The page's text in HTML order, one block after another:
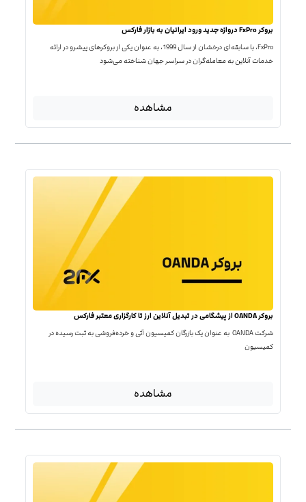
بروکر FxPro دروازه جدید ورود ایرانیان به بازار فارکس
FxPro، با سابقه‌ای درخشان از سال 1999، به عنوان یکی از بروکرهای پیشرو در ارائه
خدمات آنلاین به معامله‌گران در سراسر جهان شناخته می‌شود
مشاهده
بروکر OANDA از پیشگامی در تبدیل آنلاین ارز تا کارگزاری معتبر فارکس
شرکت OANDA به عنوان یک بازرگان کمیسیون آتی و خرده‌فروشی به ثبت رسیده در
کمیسیون
مشاهده